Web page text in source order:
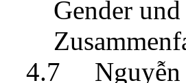
Gender
4.7 Nguyễn